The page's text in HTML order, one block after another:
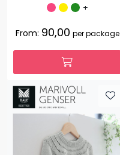
+
From: 90,00 per package